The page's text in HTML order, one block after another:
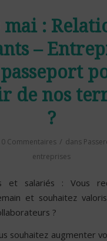
mai :
–
de nos
?
0 Commentaires / dans
entreprises
et salariés : Vous
et souhaitez
?
souhaitez augmenter